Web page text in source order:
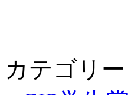
カテゴリー